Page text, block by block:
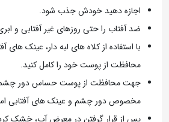
اجازه دهید خودش جذب شود.
ضد آفتاب را حتی روزهای غیر آفتابی و
با استفاده از کلاه های لبه دار، عینک
محافظت از پوست خود را کامل کنید.
جهت محافظت از پوست حساس دور چشم
مخصوص دور چشم و عینک های آفتابی
پس از قرار گرفتن در معرض آب، خشک کردن